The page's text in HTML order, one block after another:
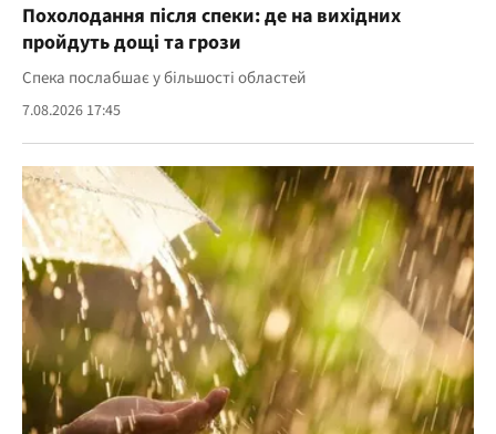
Похолодання після спеки: де на вихідних
пройдуть дощі та грози
Спека послабшає у більшості областей
7.08.2026 17:45